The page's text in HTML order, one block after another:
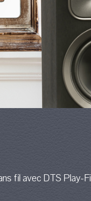
fil avec DTS Play-Fi